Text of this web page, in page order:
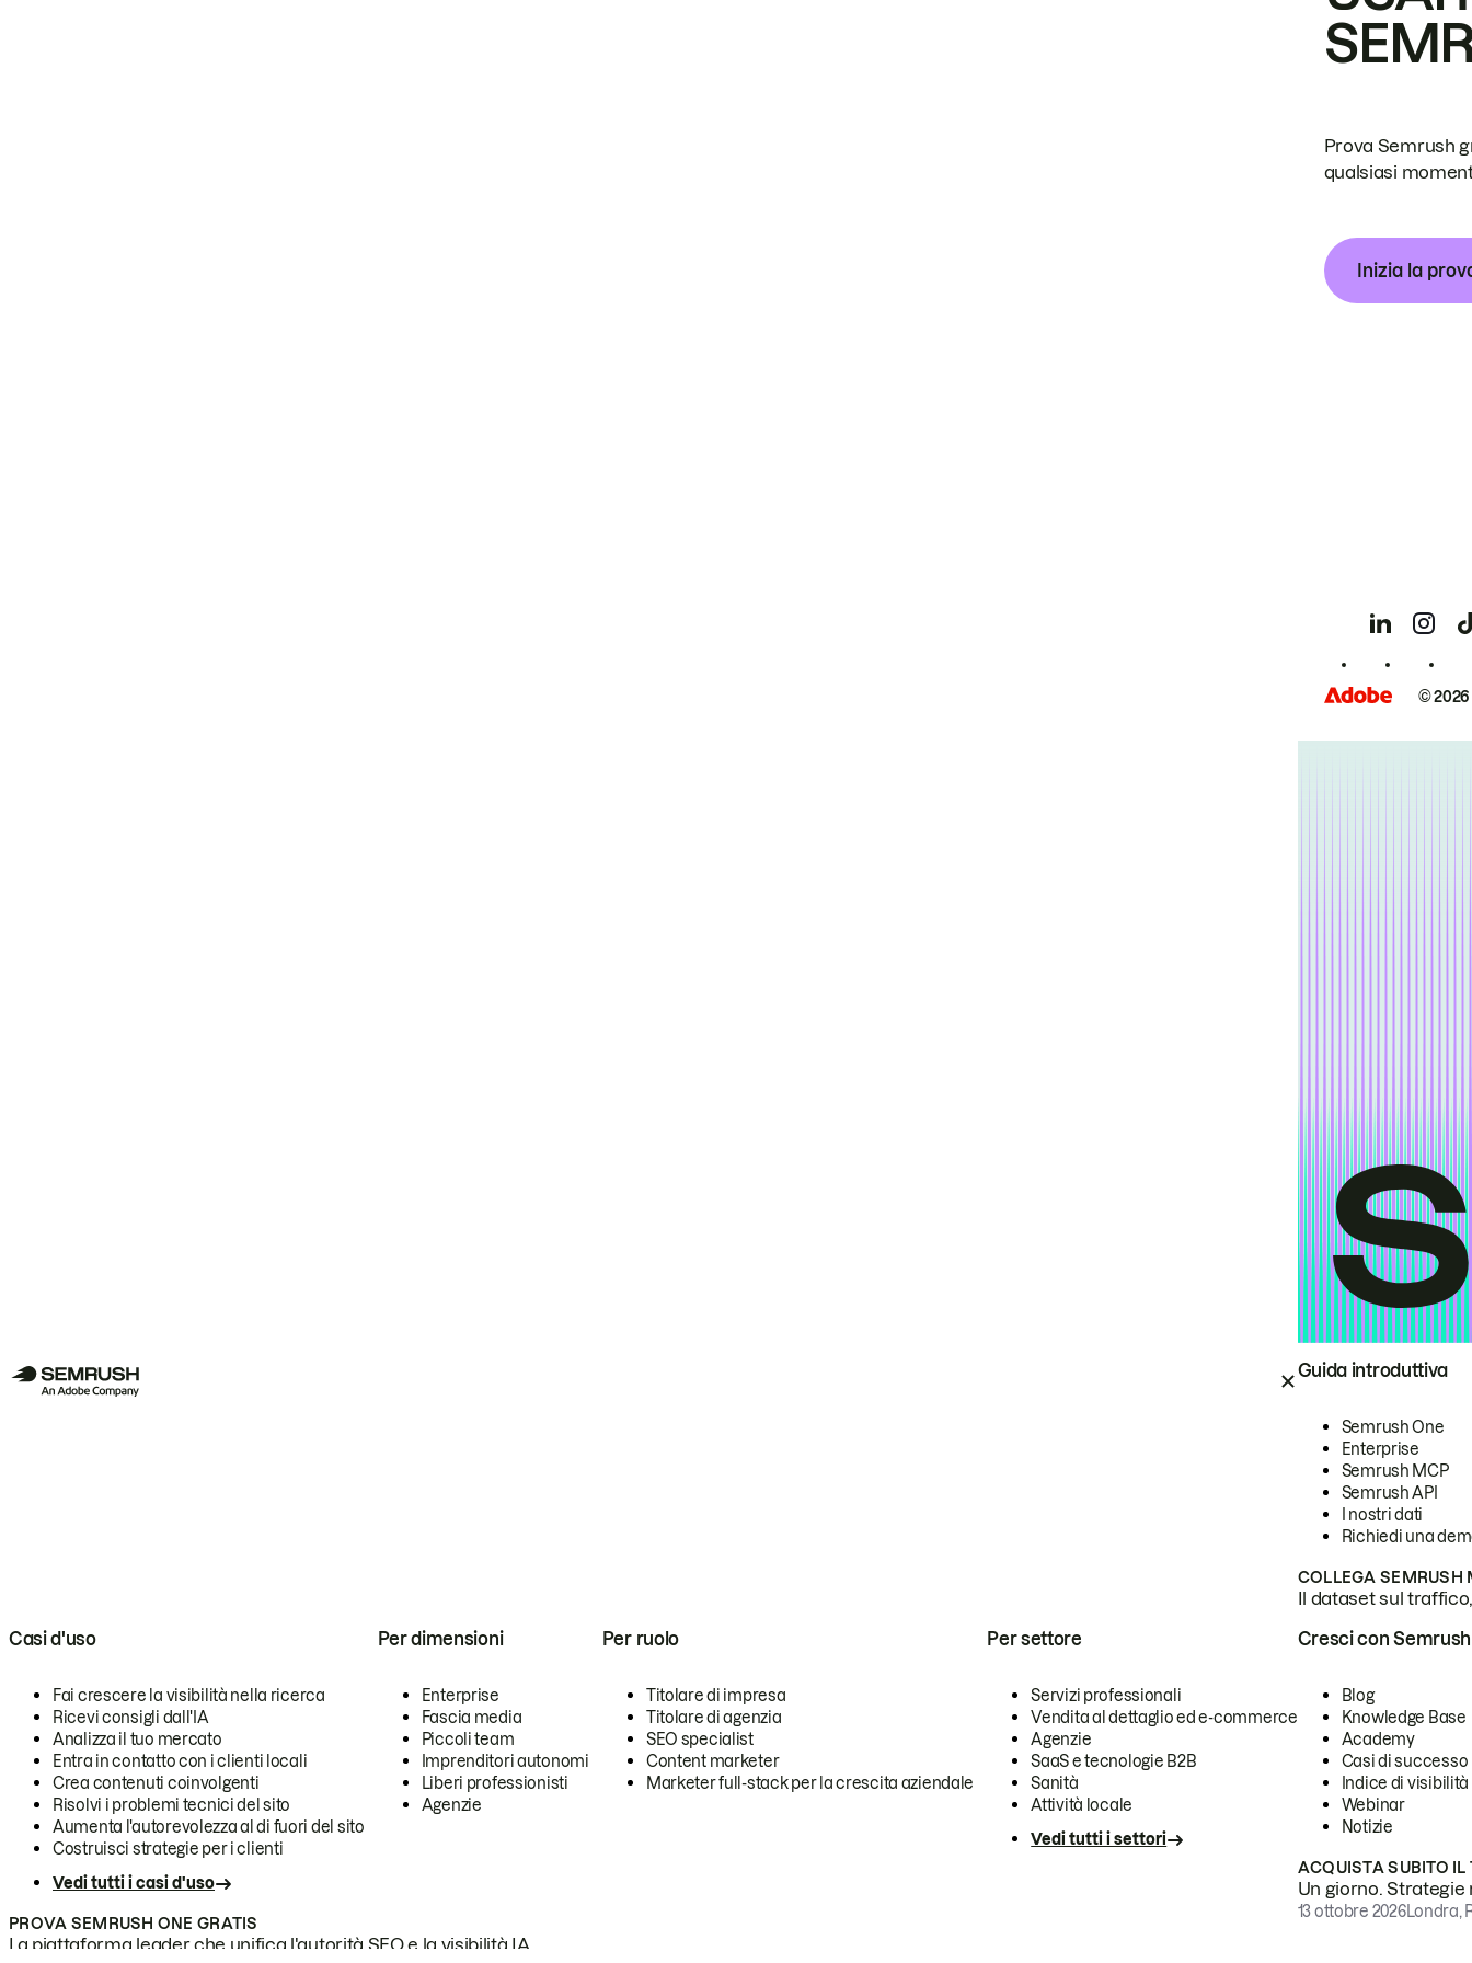
Guida introduttiva
Semrush One
Enterprise
Semrush MCP
Semrush API
I nostri dati
Richiedi una
COLLEGA SEMRUSH
Il dataset sul
Casi d'uso
Fai crescere la visibilità nella ricerca
Ricevi consigli dall'IA
Analizza il tuo mercato
Entra in contatto con i clienti locali
Crea contenuti coinvolgenti
Risolvi i problemi tecnici del sito
Aumenta l'autorevolezza al di fuori del sito
Costruisci strategie per i clienti
Vedi tutti i casi d'uso
Per dimensioni
Enterprise
Fascia media
Piccoli team
Imprenditori autonomi
Liberi professionisti
Agenzie
Per ruolo
Titolare di impresa
Titolare di agenzia
SEO specialist
Content marketer
Marketer full-stack per la crescita aziendale
Per settore
Servizi professionali
Vendita al dettaglio ed e-commerce
Agenzie
SaaS e tecnologie B2B
Sanità
Attività locale
Vedi tutti i settori
PROVA SEMRUSH ONE GRATIS
La piattaforma leader che unifica l'autorità SEO e la visibilità IA.
Cresci con Semrush
Blog
Knowledge Base
Academy
Casi di successo
Indice di visibilità
Webinar
Notizie
ACQUISTA SUBITO IL
Un giorno.
13 ottobre 2026Londra,
Prova Semrush
qualsiasi
Inizia la
©